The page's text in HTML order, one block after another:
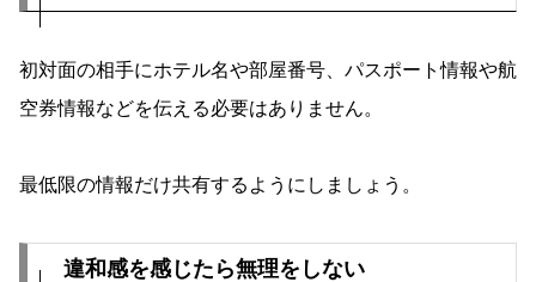
初対面の相手にホテル名や部屋番号、パスポート情報や航
空券情報などを伝える必要はありません。
最低限の情報だけ共有するようにしましょう。
違和感を感じたら無理をしない